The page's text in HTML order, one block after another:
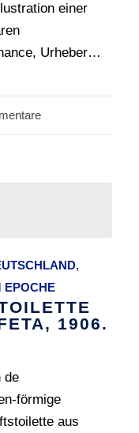
einer
Urheber…
,
EPOCHE
1906.
de
förmige
aus